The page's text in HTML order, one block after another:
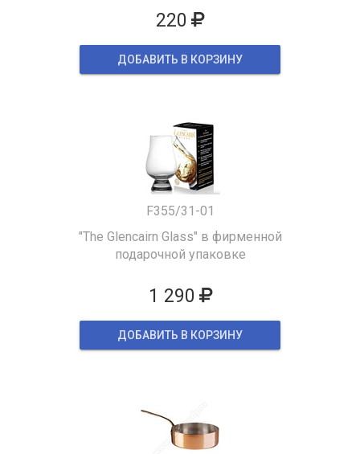
220
ДОБАВИТЬ В КОРЗИНУ
F355/31-01
"The Glencairn Glass" в фирменной
подарочной упаковке
1 290
ДОБАВИТЬ В КОРЗИНУ